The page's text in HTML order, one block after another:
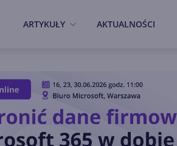
ARTYKUŁY AKTUALNOŚCI